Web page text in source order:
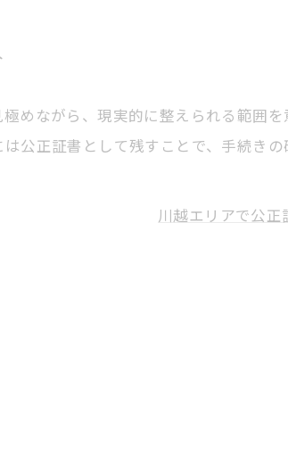
めながら、現実的に整えられる範囲を
公正証書として残すことで、手続き
川越エリアで公正